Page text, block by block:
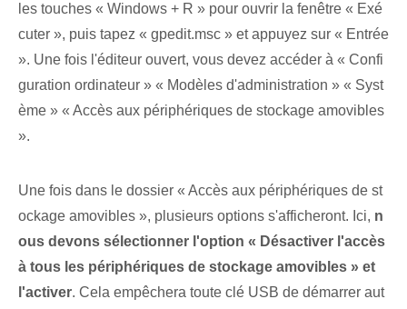
les touches « Windows + R » pour ouvrir la fenêtre « Exé
cuter »⁤, puis tapez « gpedit.msc » et appuyez sur « Entrée
». Une fois l'éditeur ouvert, vous devez accéder à « Confi
guration ordinateur » « Modèles d'administration » « Syst
ème » « Accès aux périphériques de stockage amovibles
».
Une fois dans le dossier « Accès aux périphériques de st
ockage amovibles », plusieurs options s'afficheront. Ici, n
ous devons sélectionner l'option « Désactiver ‌l'accès
à⁢ tous les périphériques de stockage amovibles » et
l'activer. Cela empêchera toute clé USB de démarrer aut